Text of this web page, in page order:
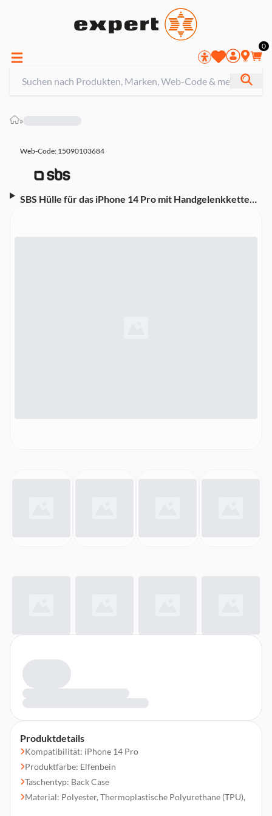
0
»
Web-Code: 15090103684
SBS Hülle für das iPhone 14 Pro mit Handgelenkkette
Produktdetails
Kompatibilität: iPhone 14 Pro
Produktfarbe: Elfenbein
Taschentyp: Back Case
Material: Polyester, Thermoplastische Polyurethane (TPU),